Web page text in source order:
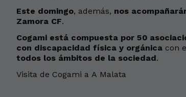
Este domingo, además, nos
Zamora CF.
Cogami está compuesta por 50
con discapacidad física y orgánica con
todos los ámbitos de la sociedad.
Visita de Cogami a A Malata